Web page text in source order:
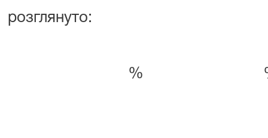
розглянуто:
%